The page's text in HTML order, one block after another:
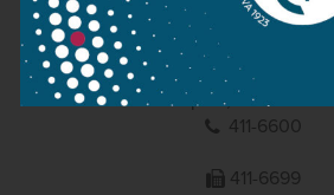
1095 Budapest, Komor
411-6600
411-6699